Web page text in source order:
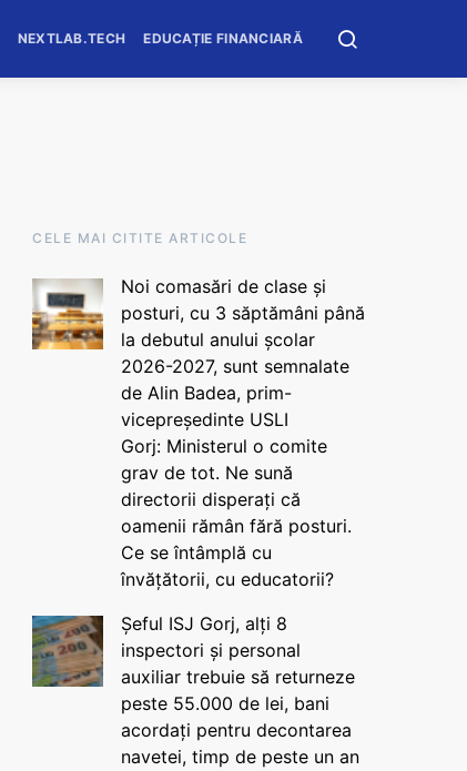
NEXTLAB.TECH EDUCAȚIE FINANCIARĂ
CELE MAI CITITE ARTICOLE
Noi comasări de clase și
posturi, cu 3 săptămâni până
la debutul anului școlar
2026-2027, sunt semnalate
de Alin Badea, prim-
vicepreședinte USLI
Gorj: Ministerul o comite
grav de tot. Ne sună
directorii disperați că
oamenii rămân fără posturi.
Ce se întâmplă cu
învățătorii, cu educatorii?
Șeful ISJ Gorj, alți 8
inspectori și personal
auxiliar trebuie să returneze
peste 55.000 de lei, bani
acordați pentru decontarea
navetei, timp de peste un an